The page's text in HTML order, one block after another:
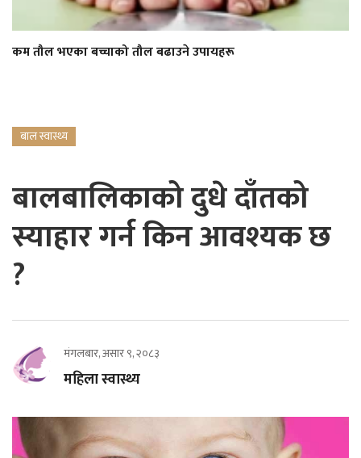
कम तौल भएका बच्चाको तौल बढाउने उपायहरू
बाल स्वास्थ्य
बालबालिकाको दुधे दाँतको
स्याहार गर्न किन आवश्यक छ
?
मंगलबार, असार ९, २०८३
महिला स्वास्थ्य